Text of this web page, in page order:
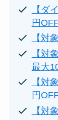
【ダ
円
【対
【対
最大
【対
円
【対